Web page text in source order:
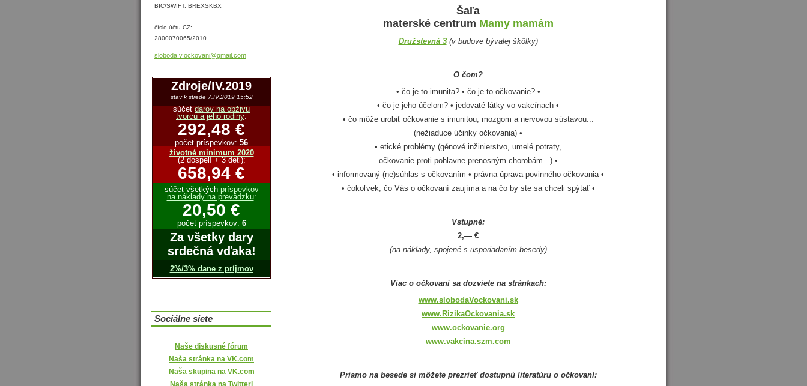
Šaľa
materské centrum Mamy mamám
Družstevná 3(v budove bývalej škôlky)
O čom?
• čo je to imunita? • čo je to očkovanie? •
• čo je jeho účelom? • jedovaté látky vo vakcínach •
• čo môže urobiť očkovanie s imunitou, mozgom a nervovou sústavou...
(nežiaduce účinky očkovania) •
• etické problémy (génové inžinierstvo, umelé potraty,
očkovanie proti pohlavne prenosným chorobám...) •
• informovaný (ne)súhlas s očkovaním • právna úprava povinného očkovania •
• čokoľvek, čo Vás o očkovaní zaujíma a na čo by ste sa chceli spýtať •
Vstupné:
2,— €
(na náklady, spojené s usporiadaním besedy)
Viac o očkovaní sa dozviete na stránkach:
www.slobodaVockovani.sk
www.RizikaOckovania.sk
www.ockovanie.org
www.vakcina.szm.com
Priamo na besede si môžete prezrieť dostupnú literatúru o očkovaní:
BIC/SWIFT: BREXSKBX
číslo účtu CZ:
2800070065/2010
sloboda. v.ockovani@gmail .com
Zdroje/IV.2019
stav k strede 7.IV.2019 15:52
súčet darov na obživu
tvorcu a jeho rodiny:
292,48 €
počet príspevkov: 56
životné minimum 2020
(2 dospelí + 3 deti):
658,94 €
súčet všetkých príspevkov
na náklady na prevádzku:
20,50 €
počet príspevkov: 6
Za všetky dary
srdečná vďaka!
2%/3% dane z príjmov
Sociálne siete
Naše diskusné fórum
Naša stránka na VK.com
Naša skupina na VK.com
Naša stránka na Twitteri